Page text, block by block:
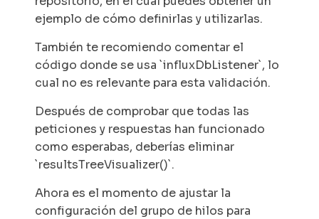
ejemplo de cómo definirlas y utilizarlas.
También te recomiendo comentar el
código donde se usa `influxDbListener`, lo
cual no es relevante para esta validación.
Después de comprobar que todas las
peticiones y respuestas han funcionado
como esperabas, deberías eliminar
`resultsTreeVisualizer()`.
Ahora es el momento de ajustar la
configuración del grupo de hilos para